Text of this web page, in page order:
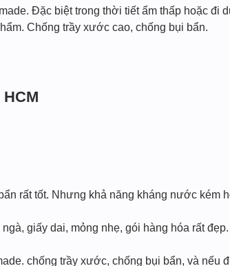
Đặc biệt trong thời tiết ẩm thấp hoặc đi
Chống trầy xước cao, chống bụi bẩn.
rất tốt. Nhưng khả năng kháng nước kém
giấy dai, mỏng nhẹ, gói hàng hóa rất đẹp.
chống trầy xước, chống bụi bẩn, và nếu